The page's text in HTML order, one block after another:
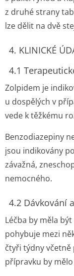
z druhé strany
lze dělit na dvě
4. KLINICKÉ
4.1
Zolpidem je
u dospělých v
vede k těžkému
Benzodiazepiny
jsou indikovány
závažná,
nemocného.
4.2 Dávkování
Léčba by měla
pohybuje mezi
čtyři týdny včetně
přípravku by